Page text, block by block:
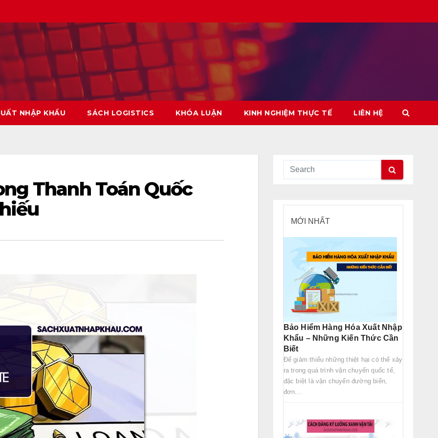
NHẬP KHẨU SÁCH LOGISTICS KHÓA LUẬN KINH NGHIỆM THỰC TẾ LIÊN HỆ
Thanh Toán Quốc
MỚI NHẤT
Bảo Hiểm Hàng Hóa Xuất Nhập
Khẩu – Những Kiến Thức Cần
Biết
Để giảm thiểu những thiệt hại có thể xảy
ra trong quá trình vận chuyển quốc tế,
đặc biệt là vận chuyển đường biển,
đơn...